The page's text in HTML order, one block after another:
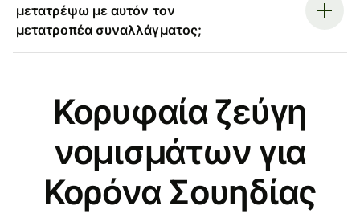
μετατρέψω με αυτόν τον
μετατροπέα συναλλάγματος;
Κορυφαία ζεύγη
νομισμάτων για
Κορόνα Σουηδίας